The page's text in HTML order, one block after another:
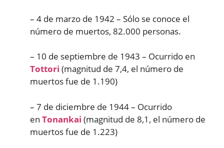
– 4 de marzo de 1942 – Sólo se conoce el
número de muertos, 82.000 personas.
– 10 de septiembre de 1943 – Ocurrido en
Tottori (magnitud de 7,4, el número de
muertos fue de 1.190)
– 7 de diciembre de 1944 – Ocurrido
en Tonankai (magnitud de 8,1, el número de
muertos fue de 1.223)